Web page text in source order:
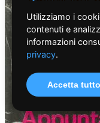
Utilizziamo i
contenuti e
informazioni
privacy.
Accetta tutto